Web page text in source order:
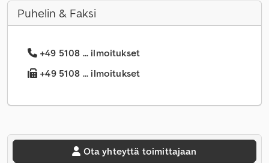
Puhelin & Faksi
+49 5108 ... ilmoitukset
+49 5108 ... ilmoitukset
Ota yhteyttä toimittajaan